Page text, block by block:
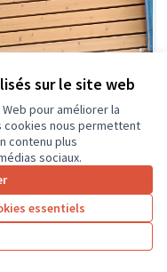
sur le site web
pour améliorer la
cookies nous permettent
contenu plus
sociaux.
essentiels